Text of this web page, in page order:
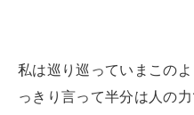
私は巡り巡っていまこの
っきり言って半分は人の